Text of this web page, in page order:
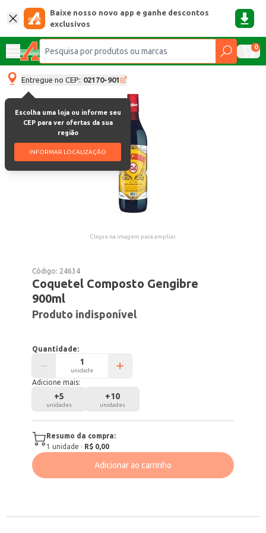
Baixe nosso novo app e ganhe descontos
exclusivos
0
Entregue no CEP: 02170-901
Escolha uma loja ou informe seu
CEP para ver ofertas da sua
região
INFORMAR LOCALIZAÇÃO
Clique na imagem para ampliar.
Código: 24634
Coquetel Composto Gengibre
900ml
Produto indisponível
Quantidade:
unidade
Adicione mais:
+5
unidades
+10
unidades
Resumo da compra:
1 unidade · R$ 0,00
Adicionar ao carrinho